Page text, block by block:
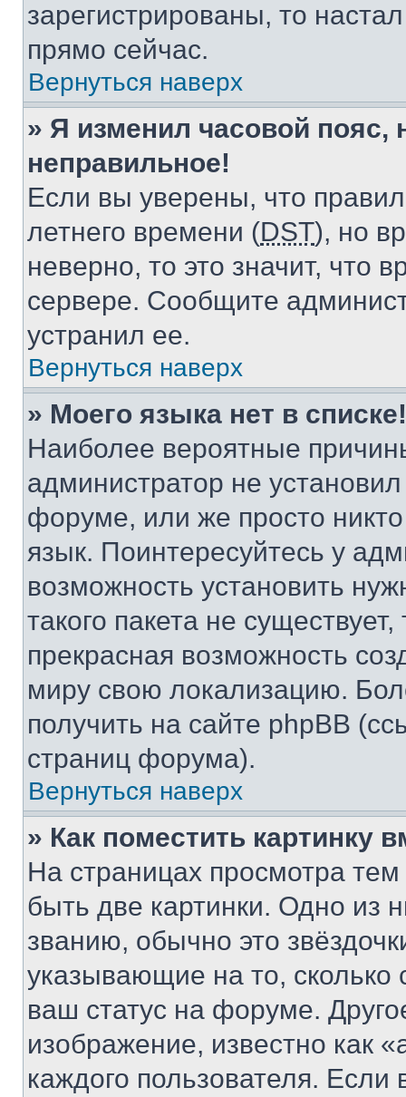
зарегистрированы, то
прямо сейчас.
Вернуться наверх
» Я изменил часовой пояс,
неправильное!
Если вы уверены, что
летнего времени (DST), но
неверно, то это значит, что
сервере. Сообщите
устранил ее.
Вернуться наверх
» Моего языка нет в списке!
Наиболее вероятные
администратор не
форуме, или же просто
язык. Поинтересуйтесь у
возможность установить
такого пакета не
прекрасная возможность
миру свою локализацию.
получить на сайте phpBB
страниц форума).
Вернуться наверх
» Как поместить картинку
На страницах просмотра
быть две картинки. Одно из
званию, обычно это
указывающие на то,
ваш статус на форуме.
изображение, известно как
каждого пользователя.